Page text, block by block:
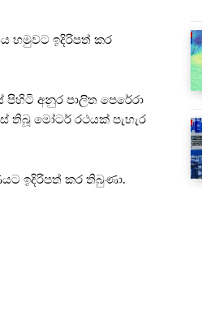
හමුවට ඉදිරිපත් කර
පිහිටි අනුර පාලිත පෙරේරා
තිබූ මෝටර් රථයක් පැහැර
ඉදිරිපත් කර තිබුණා.